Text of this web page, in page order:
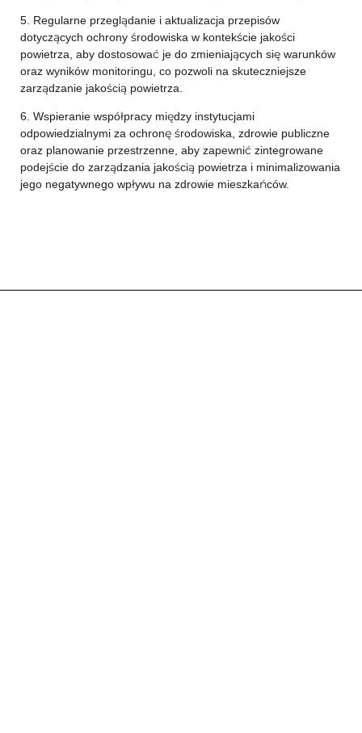
5. Regularne przeglądanie i aktualizacja przepisów
dotyczących ochrony środowiska w kontekście jakości
powietrza, aby dostosować je do zmieniających się warunków
oraz wyników monitoringu, co pozwoli na skuteczniejsze
zarządzanie jakością powietrza.
6. Wspieranie współpracy między instytucjami
odpowiedzialnymi za ochronę środowiska, zdrowie publiczne
oraz planowanie przestrzenne, aby zapewnić zintegrowane
podejście do zarządzania jakością powietrza i minimalizowania
jego negatywnego wpływu na zdrowie mieszkańców.